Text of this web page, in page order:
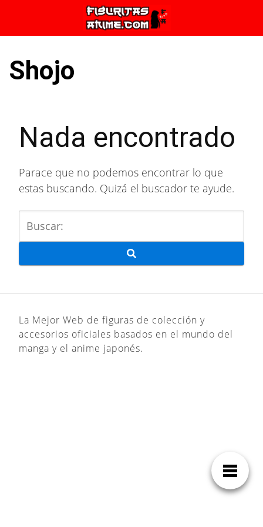
contenido
Shojo
Nada encontrado
Parace que no podemos encontrar lo que
estas buscando. Quizá el buscador te ayude.
La Mejor Web de figuras de colección y
accesorios oficiales basados en el mundo del
manga y el anime japonés.